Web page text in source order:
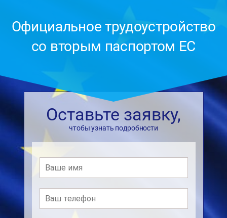
Официальное трудоустройство
со вторым паспортом ЕС
Оставьте заявку,
чтобы узнать подробности